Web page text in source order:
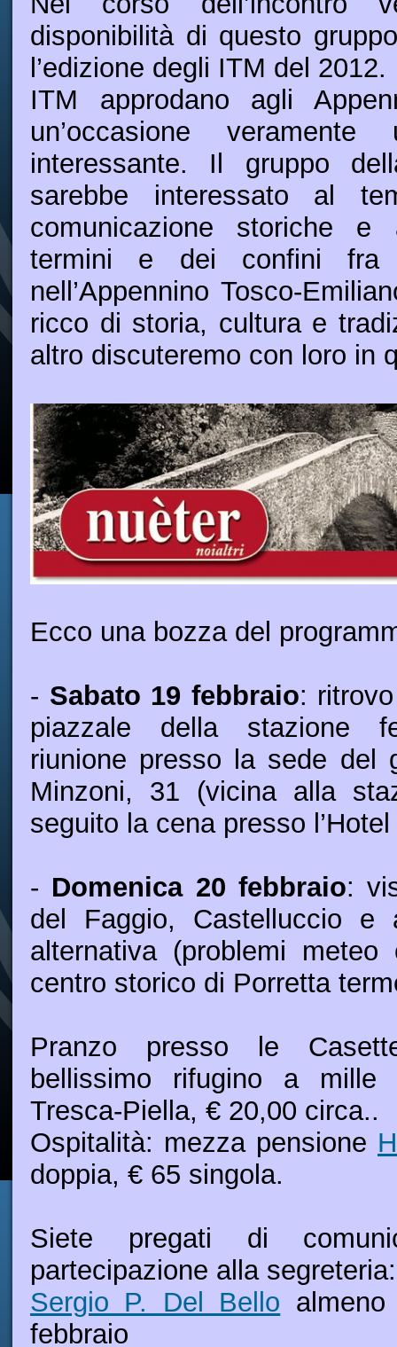
disponibilità di questo
l’edizione degli ITM del
ITM approdano agli
un’occasione
interessante. Il gruppo
sarebbe interessato al
comunicazione storiche
termini e dei confini fra
nell’Appennino Tosco-
ricco di storia, cultura e
altro discuteremo con loro in
Ecco una bozza del
- Sabato 19 febbraio:
piazzale della stazione
riunione presso la sede del
Minzoni, 31 (vicina alla
seguito la cena presso
- Domenica 20 febbraio:
del Faggio, Castelluccio e
alternativa (problemi
centro storico di Porretta
Pranzo presso le
bellissimo rifugino a
Tresca-Piella, € 20,00 circa..
Ospitalità: mezza pensione
doppia, € 65 singola.
Siete pregati di
partecipazione alla segreteria:
Sergio P. Del Bello
febbraio